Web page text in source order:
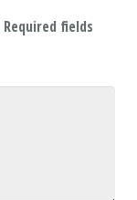
Required fields